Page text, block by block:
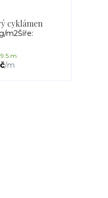
cyklámen
m2Šíře:
/m
m